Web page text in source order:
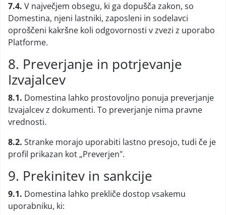
7.4. V največjem obsegu, ki ga dopušča zakon, so
Domestina, njeni lastniki, zaposleni in sodelavci
oproščeni kakršne koli odgovornosti v zvezi z uporabo
Platforme.
8. Preverjanje in potrjevanje
Izvajalcev
8.1. Domestina lahko prostovoljno ponuja preverjanje
Izvajalcev z dokumenti. To preverjanje nima pravne
vrednosti.
8.2. Stranke morajo uporabiti lastno presojo, tudi če je
profil prikazan kot „Preverjen".
9. Prekinitev in sankcije
9.1. Domestina lahko prekliče dostop vsakemu
uporabniku, ki: